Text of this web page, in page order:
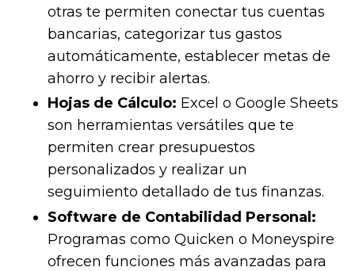
otras te permiten conectar tus cuentas
bancarias, categorizar tus gastos
automáticamente, establecer metas de
ahorro y recibir alertas.
Hojas de Cálculo: Excel o Google Sheets
son herramientas versátiles que te
permiten crear presupuestos
personalizados y realizar un
seguimiento detallado de tus finanzas.
Software de Contabilidad Personal:
Programas como Quicken o Moneyspire
ofrecen funciones más avanzadas para